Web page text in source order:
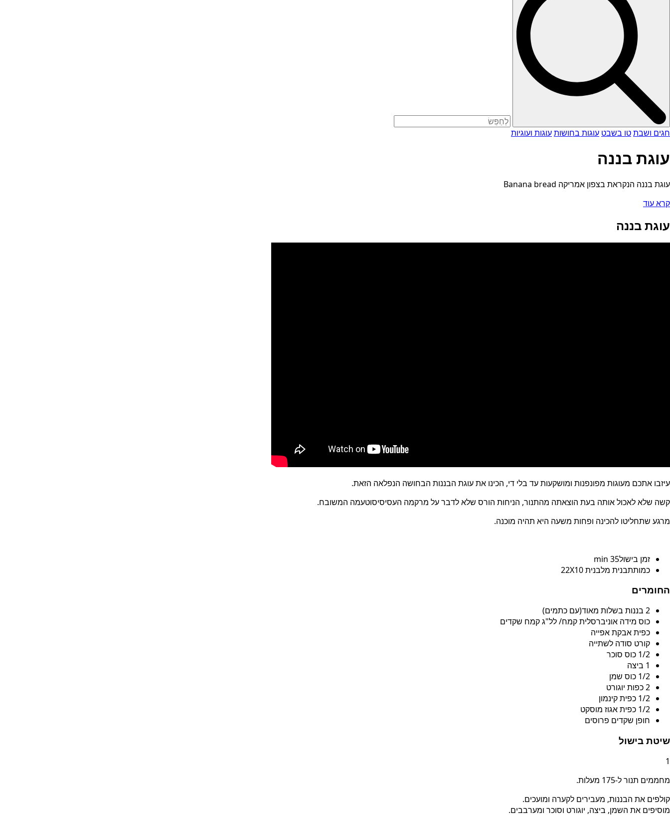
חגים ושבתטו בשבט עוגות בחושותעוגות ועוגיות
עוגת בננה
עוגת בננה הנקראת בצפון אמריקה Banana bread
קרא עוד
עוגת בננה
עיזבו אתכם מעוגות מפונפנות ומושקעות עד בלי די, הכינו את עוגת הבננות הבחושה הנפלאה הזאת.
קשה שלא לאכול אותה בעת הוצאתה מהתנור, הניחות הורס שלא לדבר על מרקמה העסיסיסוטעמה המשובח.
מרגע שתחליטו להכינה ופחות משעה היא תהיה מוכנה.
זמן בישול35 min
כמותתבנית מלבנית 22X10
החומרים
2 בננות בשלות מאוד(עם כתמים)
כוס מידה אוניברסלית קמח/ לל"ג קמח שקדים
כפית אבקת אפייה
קורט סודה לשתייה
1/2 כוס סוכר
1 ביצה
1/2 כוס שמן
2 כפות יוגורט
1/2 כפית קינמון
1/2 כפית אגוז מוסקט
חופן שקדים פרוסים
שיטת בישול
1
מחממים תנור ל-175 מעלות.
קולפים את הבננות, מעבירים לקערה ומועכים.
מוסיפים את השמן, ביצה, יוגורט וסוכר ומערבבים.